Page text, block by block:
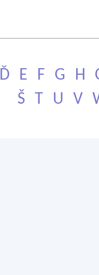
Ď E F G H
Š
T U V